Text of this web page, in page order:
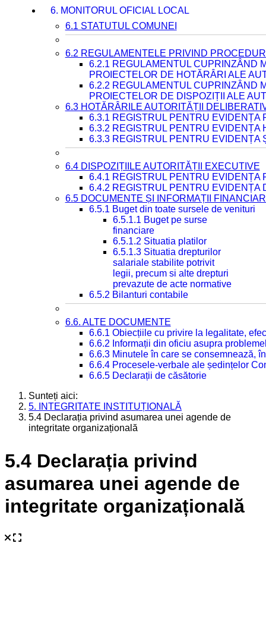
6. MONITORUL OFICIAL LOCAL
6.1 STATUTUL COMUNEI
6.2 REGULAMENTELE PRIVIND
6.2.1 REGULAMENTUL CUPRINZÂND
PROIECTELOR DE HOTĂRÂRI ALE
6.2.2 REGULAMENTUL CUPRINZÂND
PROIECTELOR DE DISPOZIȚII ALE
6.3 HOTĂRÂRILE AUTORITĂȚII
6.3.1 REGISTRUL PENTRU EVIDENȚA
6.3.2 REGISTRUL PENTRU EVIDENȚA
6.3.3 REGISTRUL PENTRU EVIDENȚA
6.4 DISPOZIȚIILE AUTORITĂȚII EXECUTIVE
6.4.1 REGISTRUL PENTRU EVIDENȚA
6.4.2 REGISTRUL PENTRU EVIDENȚA
6.5 DOCUMENTE ȘI INFORMAȚII
6.5.1 Buget din toate sursele de venituri
6.5.1.1 Buget pe surse
financiare
6.5.1.2 Situatia platilor
6.5.1.3 Situatia drepturilor
salariale stabilite potrivit
legii, precum si alte drepturi
prevazute de acte normative
6.5.2 Bilanturi contabile
6.6. ALTE DOCUMENTE
6.6.1 Obiecțiile cu privire la legalitate,
6.6.2 Informații din oficiu asupra
6.6.3 Minutele în care se consemnează,
6.6.4 Procesele-verbale ale ședințelor
6.6.5 Declarații de căsătorie
Sunteți aici:
5. INTEGRITATE INSTITUȚIONALĂ
5.4 Declarația privind asumarea unei agende de
integritate organizațională
5.4 Declarația privind
asumarea unei agende de
integritate organizațională